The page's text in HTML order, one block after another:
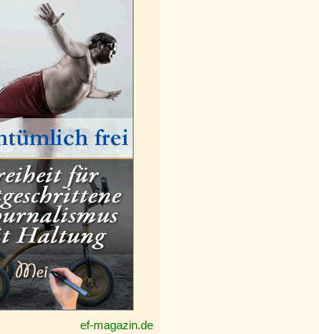
ef-magazin.de